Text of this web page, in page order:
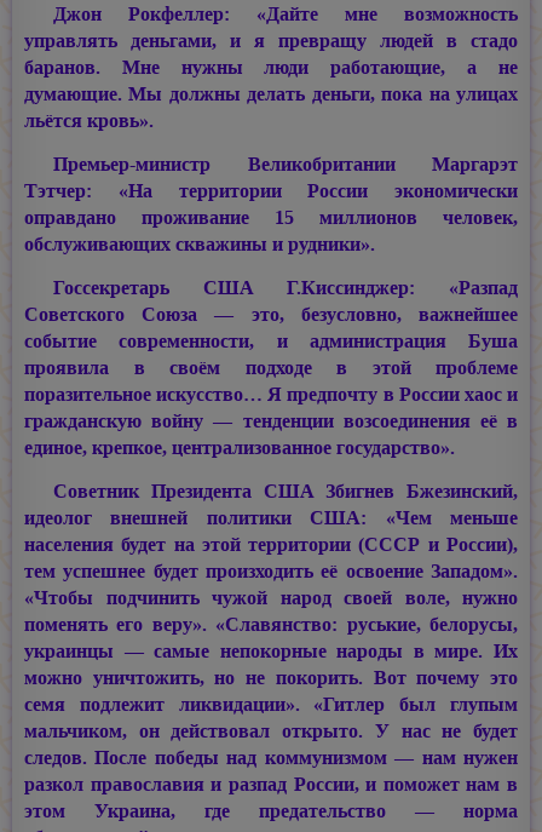
Джон Рокфеллер: «Дайте мне возможность
управлять деньгами, и я превращу людей в стадо
баранов. Мне нужны люди работающие, а не
думающие. Мы должны делать деньги, пока на улицах
льётся кровь».
Премьер-министр Великобритании Маргарэт
Тэтчер: «На территории России экономически
оправдано проживание 15 миллионов человек,
обслуживающих скважины и рудники».
Госсекретарь США Г.Киссинджер: «Разпад
Советского Союза — это, безусловно, важнейшее
событие современности, и администрация Буша
проявила в своём подходе в этой проблеме
поразительное искусство… Я предпочту в России хаос и
гражданскую войну — тенденции возсоединения её в
единое, крепкое, централизованное государство».
Советник Президента США Збигнев Бжезинский,
идеолог внешней политики США: «Чем меньше
насeления будет на этой территории (СССР и России),
тем успешнее будет произходить её освоение Западом».
«Чтобы подчинить чужой народ своей воле, нужно
поменять его веру». «Славянство: руськие, белорусы,
украинцы — самые непокорные народы в мире. Их
можно уничтожить, но не покорить. Вот почему это
семя подлежит ликвидации». «Гитлер был глупым
мальчиком, он действовал открыто. У нас не будет
следов. После победы над коммунизмом — нам нужен
разкол православия и разпад России, и поможет нам в
этом Украина, где предательство — норма